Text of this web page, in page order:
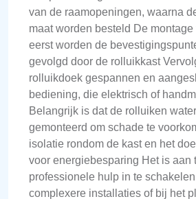
van de raamopeningen, waarna
maat worden besteld De
eerst worden de
gevolgd door de rolluikkast
rolluikdoek gespannen en
bediening, die elektrisch of
Belangrijk is dat de rolluiken
gemonteerd om schade te
isolatie rondom de kast en het
voor energiebesparing Het is aan
professionele hulp in te
complexere installaties of bij het